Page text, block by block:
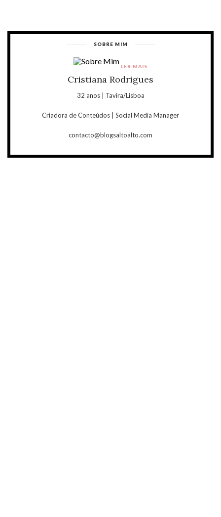
SOBRE MIM
Cristiana Rodrigues
32 anos | Tavira/Lisboa
Criadora de Conteúdos | Social Media Manager
contacto@blogsaltoalto.com
LER MAIS